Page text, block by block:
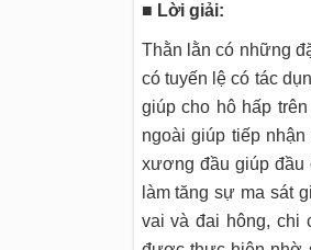
■ Lời giải:
Thằn lằn có những
có tuyến lệ có tác
giúp cho hô hấp
ngoài giúp tiếp
xương đầu giúp đầu
làm tăng sự ma sát
vai và đai hông, chi